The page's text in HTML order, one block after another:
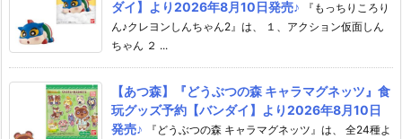
ダイ】より2026年8月10日発売♪
『もっちりころり
ん♪クレヨンしんちゃん2』は、 １、アクション仮面しん
ちゃん ２ ...
【あつ森】『どうぶつの森 キャラマグネッツ』食
玩グッズ予約【バンダイ】より2026年8月10日
発売♪
『どうぶつの森 キャラマグネッツ』は、 全24種よ